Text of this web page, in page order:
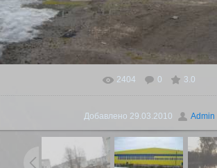
В реальном размере 1600x1200
2404 0 3.0
Добавлено 29.03.2010 Admin